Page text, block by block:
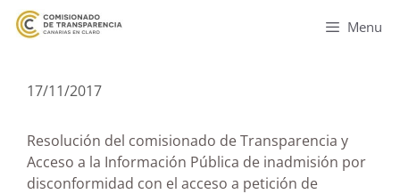
Menu
17/11/2017
Resolución del comisionado de Transparencia y
Acceso a la Información Pública de inadmisión por
disconformidad con el acceso a petición de